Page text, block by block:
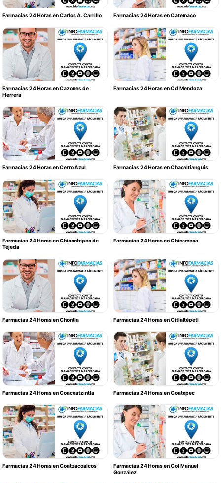
Farmacias 24 Horas en Carlos A. Carrillo Farmacias 24 Horas en Catemaco
Farmacias 24 Horas en Cazones de
Herrera
Farmacias 24 Horas en Cd Mendoza
Farmacias 24 Horas en Cerro Azul Farmacias 24 Horas en Chacaltianguis
Farmacias 24 Horas en Chicontepec de
Tejeda
Farmacias 24 Horas en Chinameca
Farmacias 24 Horas en Chontla Farmacias 24 Horas en Citlaltépetl
Farmacias 24 Horas en Coacoatzintla Farmacias 24 Horas en Coatepec
Farmacias 24 Horas en Coatzacoalcos
Farmacias 24 Horas en Col Manuel
González